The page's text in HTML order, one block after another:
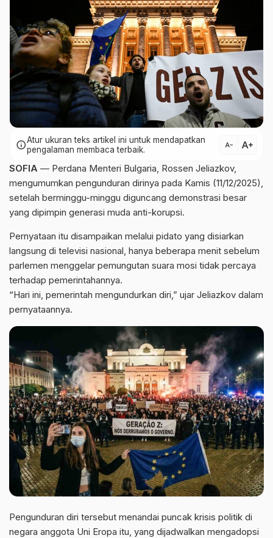
infoAtur ukuran teks artikel ini untuk mendapatkan
pengalaman membaca terbaik.
text_decrease text_increase
SOFIA — Perdana Menteri Bulgaria, Rossen Jeliazkov,
mengumumkan pengunduran dirinya pada Kamis (11/12/2025),
setelah berminggu-minggu diguncang demonstrasi besar
yang dipimpin generasi muda anti-korupsi.
Pernyataan itu disampaikan melalui pidato yang disiarkan
langsung di televisi nasional, hanya beberapa menit sebelum
parlemen menggelar pemungutan suara mosi tidak percaya
terhadap pemerintahannya.
“Hari ini, pemerintah mengundurkan diri,” ujar Jeliazkov dalam
pernyataannya.
Pengunduran diri tersebut menandai puncak krisis politik di
negara anggota Uni Eropa itu, yang dijadwalkan mengadopsi